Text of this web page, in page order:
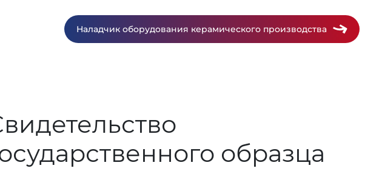
Наладчик оборудования керамического производства
образца